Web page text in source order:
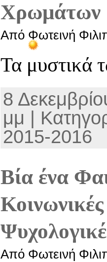
Χρωμάτων
Από Φωτεινή
Τα μυστικά
8
μμ |
2015-2016
Βία ένα
Από Φωτεινή